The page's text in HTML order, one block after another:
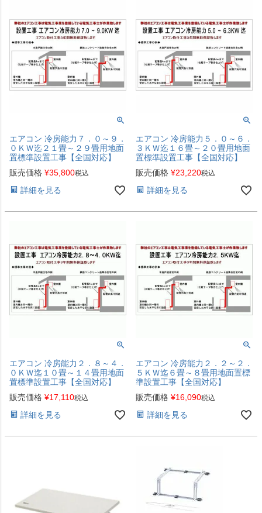
エアコン 冷房能力７．０～９．
０ＫＷ迄２１畳～２９畳用地面
置標準設置工事【全国対応】
販売価格 ¥35,800税込
詳細を見る
エアコン 冷房能力５．０～６．
３ＫＷ迄１６畳～２０畳用地面
置標準設置工事【全国対応】
販売価格 ¥23,220税込
詳細を見る
エアコン 冷房能力２．８～４．
０ＫＷ迄１０畳～１４畳用地面
置標準設置工事【全国対応】
販売価格 ¥17,110税込
詳細を見る
エアコン 冷房能力２．２～２．
５ＫＷ迄６畳～８畳用地面置標
準設置工事【全国対応】
販売価格 ¥16,090税込
詳細を見る